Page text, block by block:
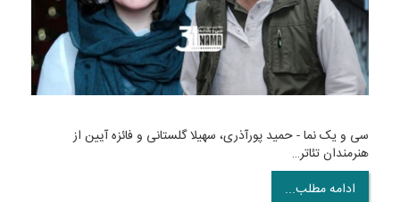
سی و یک نما - حمید پورآذری، سهیلا گلستانی و فائزه آیین از
هنرمندان تئاتر…
ادامه مطلب...